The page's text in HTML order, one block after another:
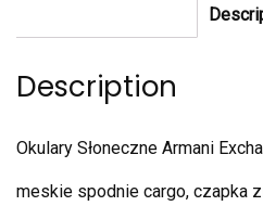
Description
Okulary Słoneczne Armani
meskie spodnie cargo, czapka